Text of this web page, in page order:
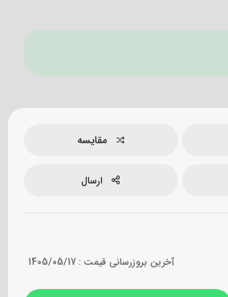
مقایسه
ارسال
آخرین بروزرسانی قیمت :1405/05/17